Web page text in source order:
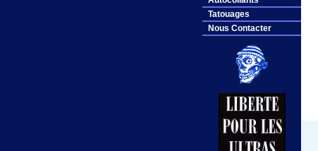
Tatouages
Nous Contacter